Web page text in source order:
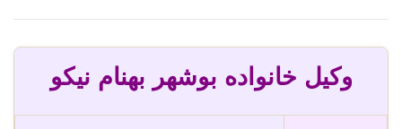
وکیل خانواده بوشهر بهنام نیکو